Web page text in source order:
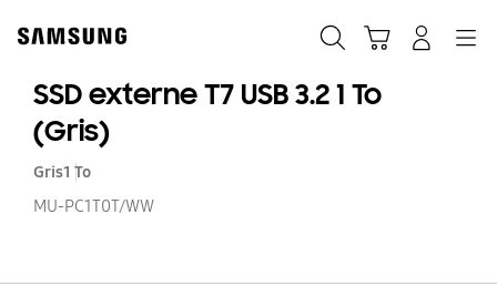
content
SSD externe T7 USB 3.2 1 To
(Gris)
Gris1 To
MU-PC1T0T/WW